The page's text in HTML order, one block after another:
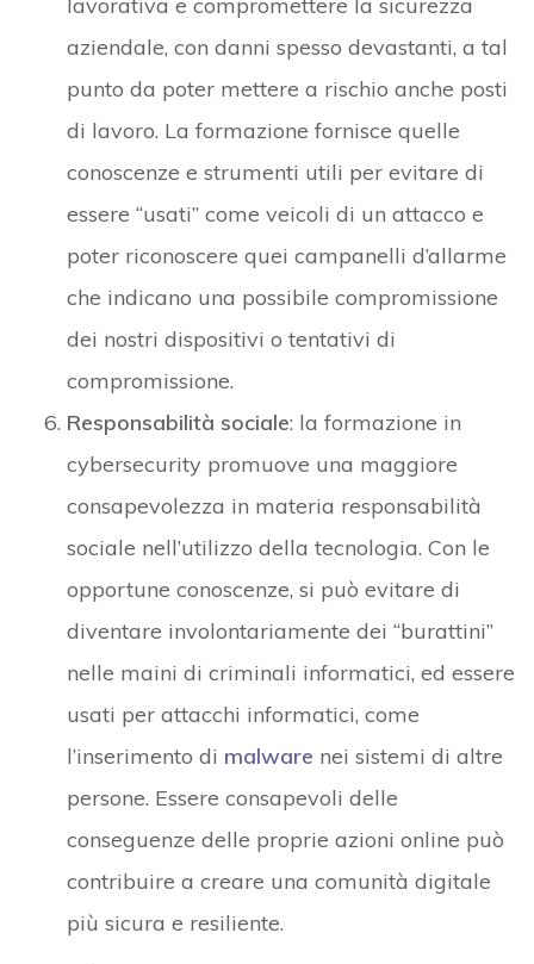
aziendale, con danni spesso devastanti, a tal
punto da poter mettere a rischio anche posti
di lavoro. La formazione fornisce quelle
conoscenze e strumenti utili per evitare di
essere “usati” come veicoli di un attacco e
poter riconoscere quei campanelli d’allarme
che indicano una possibile compromissione
dei nostri dispositivi o tentativi di
compromissione.
Responsabilità sociale: la formazione in
cybersecurity promuove una maggiore
consapevolezza in materia responsabilità
sociale nell’utilizzo della tecnologia. Con le
opportune conoscenze, si può evitare di
diventare involontariamente dei “burattini”
nelle maini di criminali informatici, ed essere
usati per attacchi informatici, come
l’inserimento di malware nei sistemi di altre
persone. Essere consapevoli delle
conseguenze delle proprie azioni online può
contribuire a creare una comunità digitale
più sicura e resiliente.